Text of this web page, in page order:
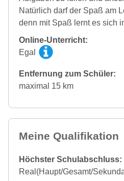
Natürlich darf der Spaß am
denn mit Spaß lernt es sich
Online-Unterricht:
Egal
Entfernung zum Schüler:
maximal 15 km
Meine Qualifikation
Höchster Schulabschluss:
Real(Haupt/Gesamt/